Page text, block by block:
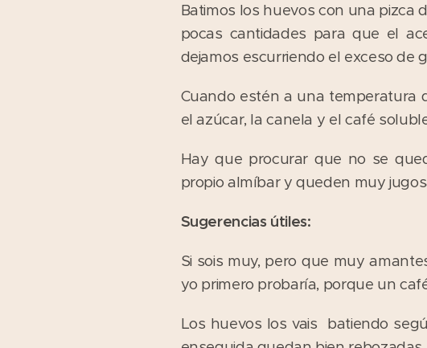
Batimos los huevos con una pizca
pocas cantidades para que el
dejamos escurriendo el exceso de
Cuando estén a una temperatura
el azúcar, la canela y el café
Hay que procurar que no se
propio almíbar y queden muy
Sugerencias útiles:
Si sois muy, pero que muy
yo primero probaría, porque un
Los huevos los vais batiendo